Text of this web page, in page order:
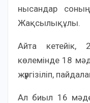
нысандар
Жақсылықұлы.
Айта
көлемінде 18
жүргізіліп,
Ал биыл 16